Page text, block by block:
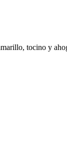
tocino y